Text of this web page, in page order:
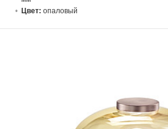
Цвет: опаловый